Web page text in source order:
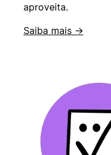
aproveita.
Saiba mais →